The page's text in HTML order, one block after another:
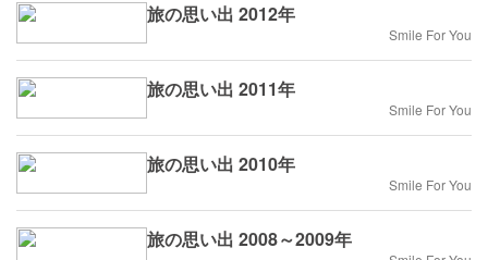
旅の思い出 2012年
Smile For You
旅の思い出 2011年
Smile For You
旅の思い出 2010年
Smile For You
旅の思い出 2008～2009年